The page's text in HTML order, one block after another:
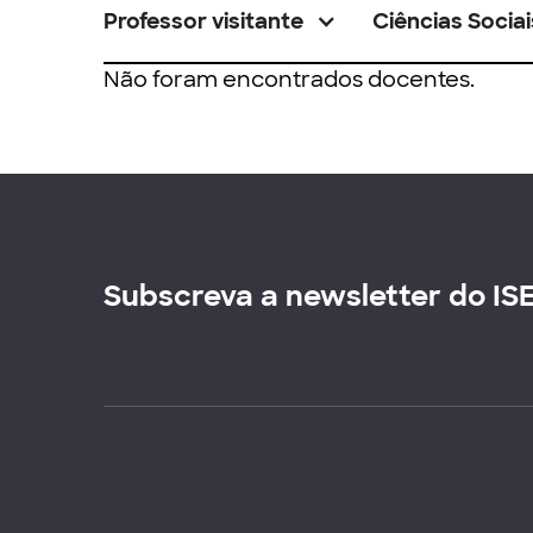
Professor visitante Ciências
Não foram encontrados docentes.
Subscreva a newsletter do